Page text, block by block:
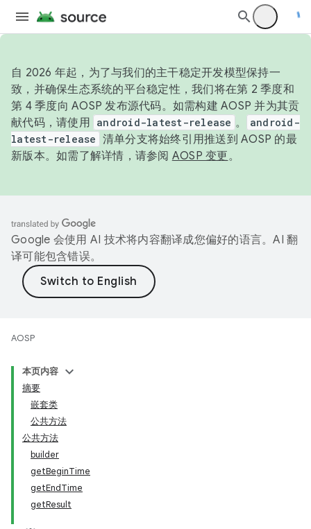
自 2026 年起，为了与我们的主干稳定开发模型保持一
致，并确保生态系统的平台稳定性，我们将在第 2 季度和
第 4 季度向 AOSP 发布源代码。如需构建 AOSP 并为其贡
献代码，请使用 android-latest-release 。
android-
latest-release 清单分支将始终引用推送到 AOSP 的最
新版本。如需了解详情，请参阅 AOSP 变更。
Google 会使用 AI 技术将内容翻译成您偏好的语言。AI 翻
译可能包含错误。
AOSP
本页内容
摘要
嵌套类
公共方法
公共方法
builder
getBeginTime
getEndTime
getResult